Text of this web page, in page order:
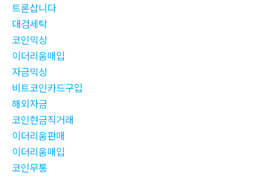
트론삽니다
대검세탁
코인믹싱
이더리움매입
자금믹싱
비트코인카드구입
해외자금
코인현금직거래
이더리움판매
이더리움매입
코인무통